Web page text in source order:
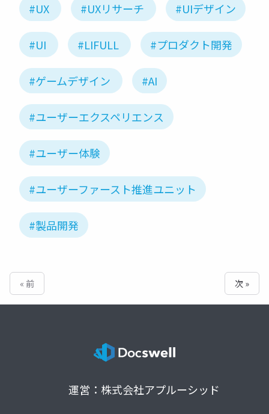
#UX #UXリサーチ #UIデザイン
#UI #LIFULL #プロダクト開発
#ゲームデザイン #AI
#ユーザーエクスペリエンス
#ユーザー体験
#ユーザーファースト推進ユニット
#製品開発
« 前 次 »
運営：株式会社アプルーシッド